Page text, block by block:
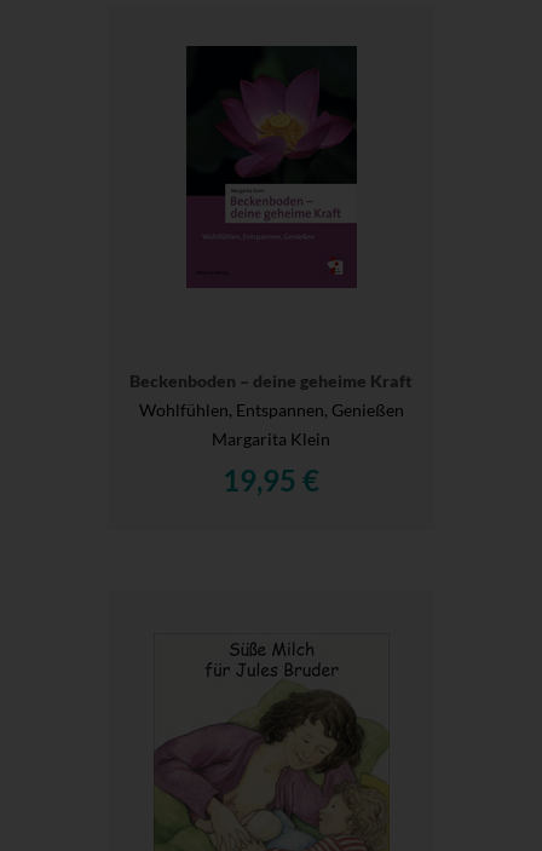
Beckenboden – deine geheime Kraft
Wohlfühlen, Entspannen, Genießen
Margarita Klein
19,95 €